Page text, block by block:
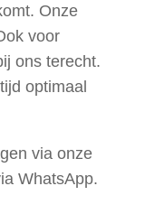
Onze
voor
ons terecht.
optimaal
via onze
WhatsApp.